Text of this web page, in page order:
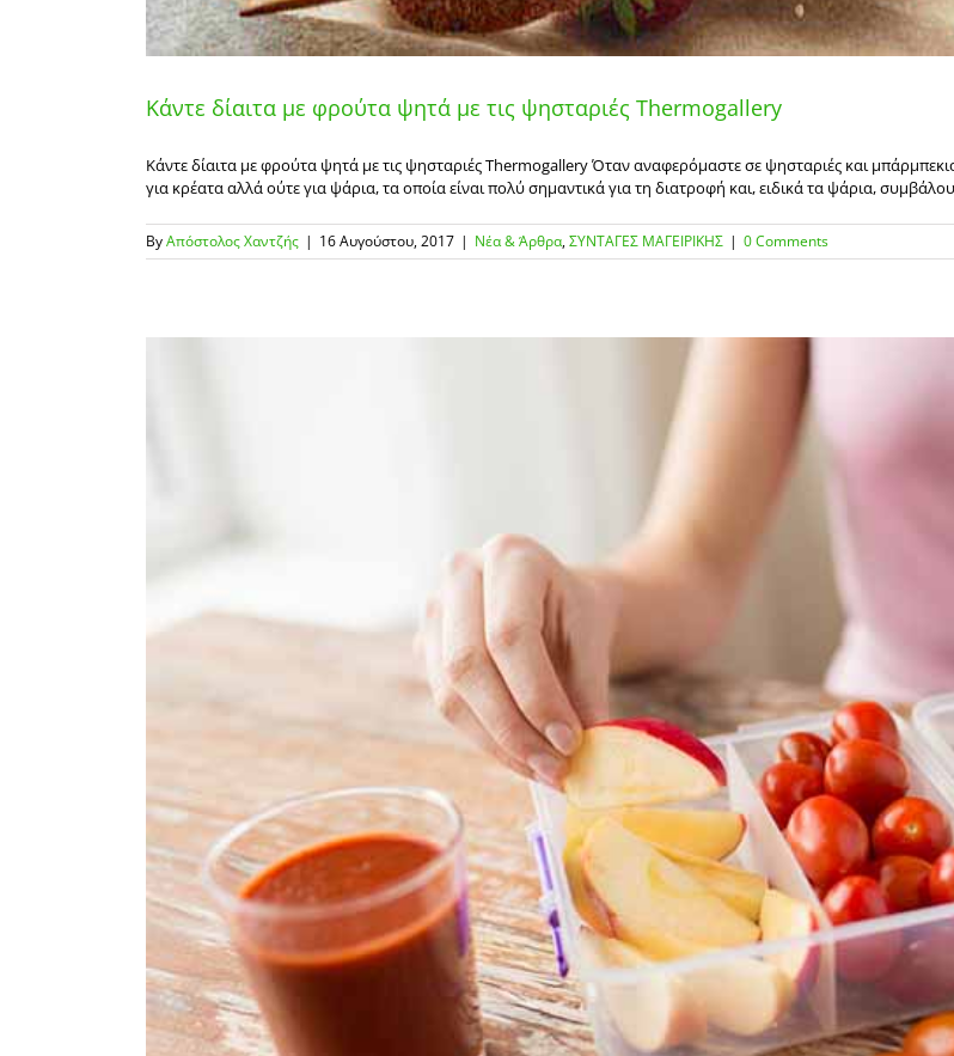
Κάντε δίαιτα με φρούτα ψητά με τις ψησταριές Thermogallery
Κάντε δίαιτα με φρούτα ψητά με τις ψησταριές Thermogallery Όταν αναφερόμαστε σε ψησταριές και
για κρέατα αλλά ούτε για ψάρια, τα οποία είναι πολύ σημαντικά για τη διατροφή και, ειδικά τα ψάρια,
ByΑπόστολος Χαντζής | 16 Αυγούστου, 2017 | Νέα & Άρθρα,ΣΥΝΤΑΓΕΣ ΜΑΓΕΙΡΙΚΗΣ | 0 Comments